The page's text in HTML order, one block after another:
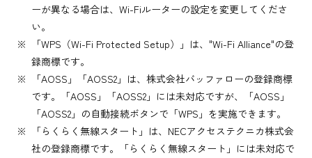
ーが異なる場合は、Wi-Fiルーターの設定を変更してくださ
い。
「WPS（Wi-Fi Protected Setup）」は、"Wi-Fi Alliance"の登
録商標です。
「AOSS」「AOSS2」は、株式会社バッファローの登録商標
です。「AOSS」「AOSS2」には未対応ですが、「AOSS」
「AOSS2」の自動接続ボタンで「WPS」を実施できます。
「らくらく無線スタート」は、NECアクセステクニカ株式会
社の登録商標です。「らくらく無線スタート」には未対応で